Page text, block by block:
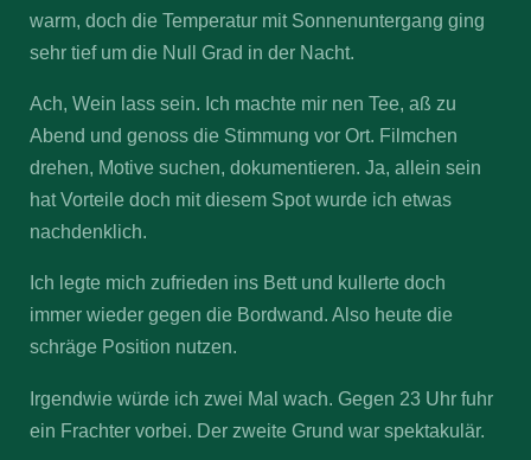
warm, doch die Temperatur mit Sonnenuntergang ging
sehr tief um die Null Grad in der Nacht.
Ach, Wein lass sein. Ich machte mir nen Tee, aß zu
Abend und genoss die Stimmung vor Ort. Filmchen
drehen, Motive suchen, dokumentieren. Ja, allein sein
hat Vorteile doch mit diesem Spot wurde ich etwas
nachdenklich.
Ich legte mich zufrieden ins Bett und kullerte doch
immer wieder gegen die Bordwand. Also heute die
schräge Position nutzen.
Irgendwie würde ich zwei Mal wach. Gegen 23 Uhr fuhr
ein Frachter vorbei. Der zweite Grund war spektakulär.